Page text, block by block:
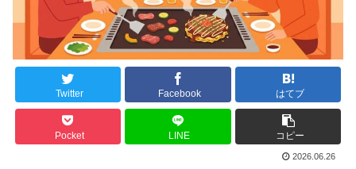
Twitter Facebook はてブ
Pocket LINE コピー
2026.06.26